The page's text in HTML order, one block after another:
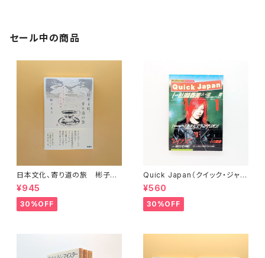
セール中の商品
日本文化、寄り道の旅 彬子女
王殿下特別講義
¥945
30%OFF
Quick Japan（クイック・ジャパ
ン）Vol.11
¥560
30%OFF